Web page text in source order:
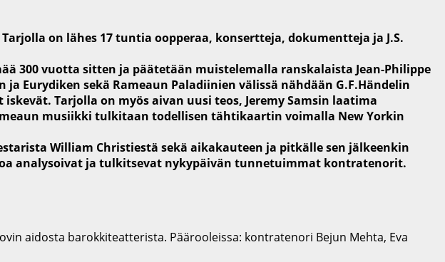
on lähes 17 tuntia oopperaa, konsertteja, dokumentteja ja J.S.
300 vuotta sitten ja päätetään muistelemalla ranskalaista Jean-Philippe
Eurydiken sekä Rameaun Paladiinien välissä nähdään G.F.Händelin
Tarjolla on myös aivan uusi teos, Jeremy Samsin laatima
musiikki tulkitaan todellisen tähtikaartin voimalla New Yorkin
William Christiestä sekä aikakauteen ja pitkälle sen jälkeenkin
analysoivat ja tulkitsevat nykypäivän tunnetuimmat kontratenorit.
aidosta barokkiteatterista. Päärooleissa: kontratenori Bejun Mehta, Eva